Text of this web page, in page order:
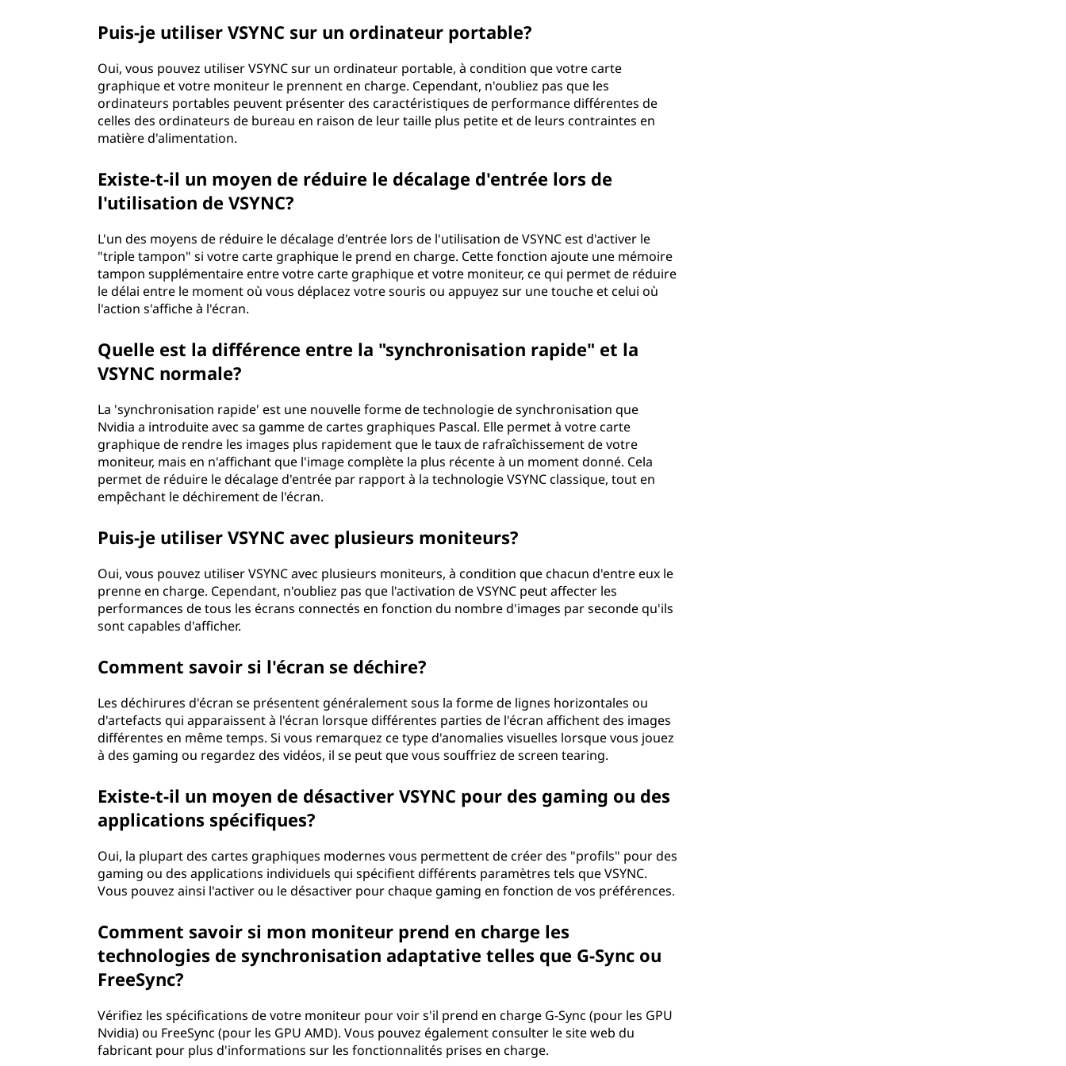
Puis-je utiliser VSYNC sur un ordinateur portable?
Oui, vous pouvez utiliser VSYNC sur un ordinateur portable, à condition que votre carte
graphique et votre moniteur le prennent en charge. Cependant, n'oubliez pas que les
ordinateurs portables peuvent présenter des caractéristiques de performance différentes de
celles des ordinateurs de bureau en raison de leur taille plus petite et de leurs contraintes en
matière d'alimentation.
Existe-t-il un moyen de réduire le décalage d'entrée lors de
l'utilisation de VSYNC?
L'un des moyens de réduire le décalage d'entrée lors de l'utilisation de VSYNC est d'activer le
"triple tampon" si votre carte graphique le prend en charge. Cette fonction ajoute une mémoire
tampon supplémentaire entre votre carte graphique et votre moniteur, ce qui permet de réduire
le délai entre le moment où vous déplacez votre souris ou appuyez sur une touche et celui où
l'action s'affiche à l'écran.
Quelle est la différence entre la "synchronisation rapide" et la
VSYNC normale?
La 'synchronisation rapide' est une nouvelle forme de technologie de synchronisation que
Nvidia a introduite avec sa gamme de cartes graphiques Pascal. Elle permet à votre carte
graphique de rendre les images plus rapidement que le taux de rafraîchissement de votre
moniteur, mais en n'affichant que l'image complète la plus récente à un moment donné. Cela
permet de réduire le décalage d'entrée par rapport à la technologie VSYNC classique, tout en
empêchant le déchirement de l'écran.
Puis-je utiliser VSYNC avec plusieurs moniteurs?
Oui, vous pouvez utiliser VSYNC avec plusieurs moniteurs, à condition que chacun d'entre eux le
prenne en charge. Cependant, n'oubliez pas que l'activation de VSYNC peut affecter les
performances de tous les écrans connectés en fonction du nombre d'images par seconde qu'ils
sont capables d'afficher.
Comment savoir si l'écran se déchire?
Les déchirures d'écran se présentent généralement sous la forme de lignes horizontales ou
d'artefacts qui apparaissent à l'écran lorsque différentes parties de l'écran affichent des images
différentes en même temps. Si vous remarquez ce type d'anomalies visuelles lorsque vous jouez
à des gaming ou regardez des vidéos, il se peut que vous souffriez de screen tearing.
Existe-t-il un moyen de désactiver VSYNC pour des gaming ou des
applications spécifiques?
Oui, la plupart des cartes graphiques modernes vous permettent de créer des "profils" pour des
gaming ou des applications individuels qui spécifient différents paramètres tels que VSYNC.
Vous pouvez ainsi l'activer ou le désactiver pour chaque gaming en fonction de vos préférences.
Comment savoir si mon moniteur prend en charge les
technologies de synchronisation adaptative telles que G-Sync ou
FreeSync?
Vérifiez les spécifications de votre moniteur pour voir s'il prend en charge G-Sync (pour les GPU
Nvidia) ou FreeSync (pour les GPU AMD). Vous pouvez également consulter le site web du
fabricant pour plus d'informations sur les fonctionnalités prises en charge.